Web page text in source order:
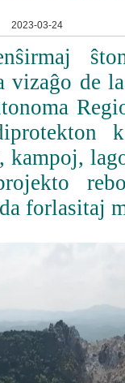
2023-03-24
de
kampoj,
forlasitaj